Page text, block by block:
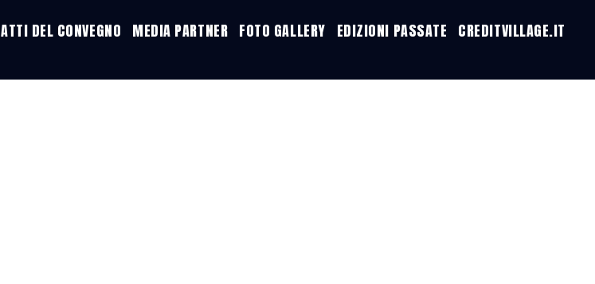
ATTI DEL CONVEGNO MEDIA PARTNER FOTO GALLERY EDIZIONI PASSATE CREDITVILLAGE.IT